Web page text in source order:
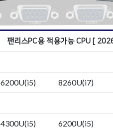
팬리스PC용 적용가능 CPU [
6200U(i5) 8260U(i7)
4300U(i5) 6200U(i5)